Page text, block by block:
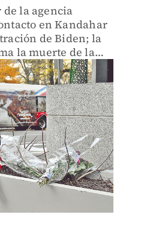
la agencia
en Kandahar
de Biden; la
la muerte de la